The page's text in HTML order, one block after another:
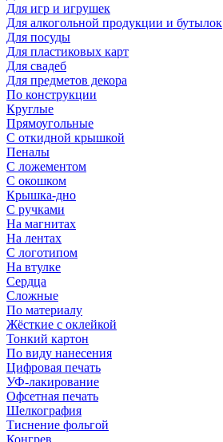
Для игр и игрушек
Для алкогольной продукции и бутылок
Для посуды
Для пластиковых карт
Для свадеб
Для предметов декора
По конструкции
Круглые
Прямоугольные
С откидной крышкой
Пеналы
С ложементом
С окошком
Крышка-дно
С ручками
На магнитах
На лентах
С логотипом
На втулке
Сердца
Сложные
По материалу
Жёсткие с оклейкой
Тонкий картон
По виду нанесения
Цифровая печать
УФ-лакирование
Офсетная печать
Шелкография
Тиснение фольгой
Конгрев